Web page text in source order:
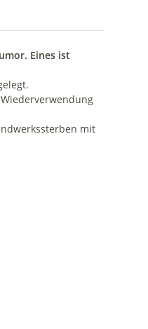
Eines ist
mit